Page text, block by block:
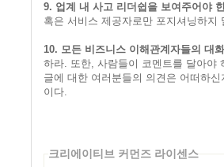
9. 업계 내 사고 리더쉽을 보여주어야
혹은 서비스 제공자로만 포지셔닝하
10. 모든 비즈니스 이해관계자들의 대
하라. 또한, 사람들이 코멘트를 달아야
글에 대한 여러분들의 의견은 어떠하
이다.
크리에이티브 커먼즈 라이센스